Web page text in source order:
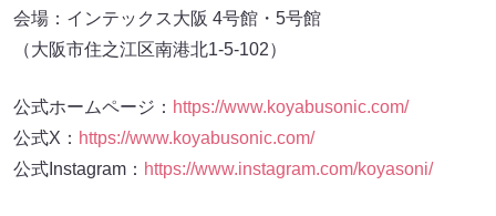
会場：インテックス大阪 4号館・5号館
（大阪市住之江区南港北1-5-102）
公式ホームページ： https://www.koyabusonic.com/
公式X： https://www.koyabusonic.com/
公式Instagram： https://www.instagram.com/koyasoni/